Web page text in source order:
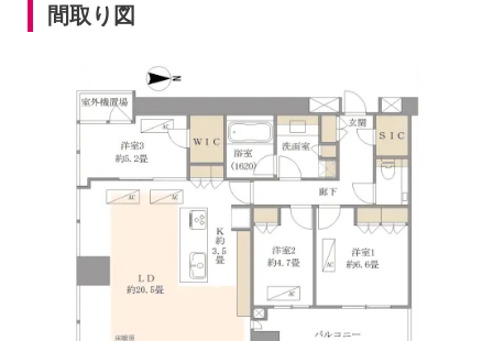
間取り図